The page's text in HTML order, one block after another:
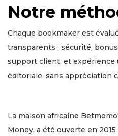
Notre
Chaque bookmaker est
transparents : sécurité,
support client, et
éditoriale, sans appréciation
La maison africaine
Money, a été ouverte en 2015